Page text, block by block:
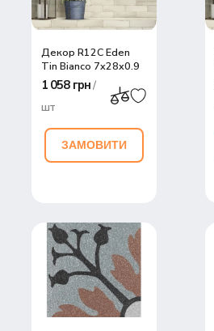
Декор R12C Eden
Tin Bianco 7x28x0,9
1 058 грн/
шт
ЗАМОВИТИ